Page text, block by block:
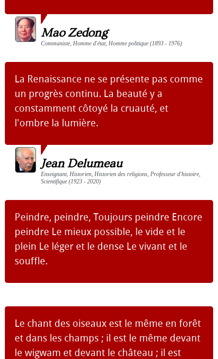
Mao Zedong
Communiste, Homme d'état, Homme politique (1893 - 1976)
La Renaissance ne se présente pas comme
un progrès continu. La beauté y a
constamment côtoyé la cruauté, et
l'ombre la lumière.
Jean Delumeau
Enseignant, Historien, Historien des religions, Professeur d'histoire,
Scientifique (1923 - 2020)
Peindre, peindre, Toujours peindre Encore
peindre Le mieux possible, le vide et le
plein Le léger et le dense Le vivant et le
souffle.
Le chant des oiseaux est le même en forêt
et dans les champs ; il est le même devant
le wigwam et devant le château ; il est